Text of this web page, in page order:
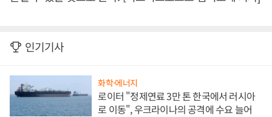
인기기사
화학·에너지
로이터 "정제연료 3만 톤 한국에서 러시아
로 이동", 우크라이나의 공격에 수요 늘어